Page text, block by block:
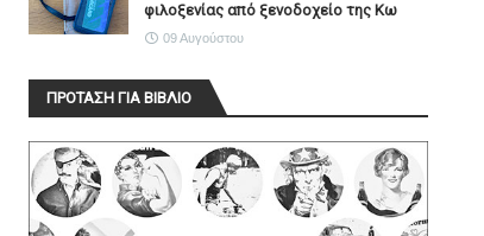
φιλοξενίας από ξενοδοχείο της Κω
09 Αυγούστου
ΠΡΟΤΑΣΗ ΓΙΑ ΒΙΒΛΙΟ